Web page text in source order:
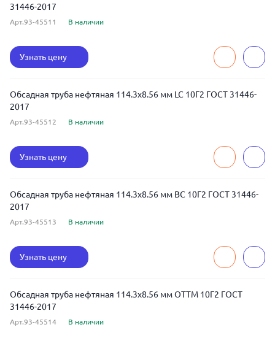
31446-2017
Арт.93-45511 В наличии
Узнать цену
Обсадная труба нефтяная 114.3x8.56 мм LC 10Г2 ГОСТ 31446-
2017
Арт.93-45512 В наличии
Узнать цену
Обсадная труба нефтяная 114.3x8.56 мм BC 10Г2 ГОСТ 31446-
2017
Арт.93-45513 В наличии
Узнать цену
Обсадная труба нефтяная 114.3x8.56 мм ОТТМ 10Г2 ГОСТ
31446-2017
Арт.93-45514 В наличии